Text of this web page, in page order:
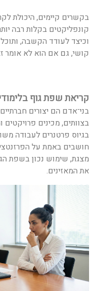
בקשרים קיימים, היכולת
קונפליקטים בקלות רבה
וכיצד לעודד הקשבה,
קושי, גם אם הוא לא אומר
קריאת שפת גוף
בני־אדם הם יצורים
בצוותים, מכינים
בגיוס פרטנרים לעבודה
חושבים באמת על
מצגת, שימוש נכון בשפת
את המאזינים.